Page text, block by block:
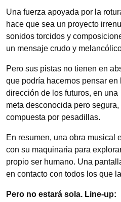
Una fuerza apoyada por la
hace que sea un proyecto
sonidos torcidos y
un mensaje crudo y
Pero sus pistas no tienen en
que podría hacernos pensar
dirección de los futuros, en una
meta desconocida pero
compuesta por pesadillas.
En resumen, una obra musical
con su maquinaria para
propio ser humano. Una
en contacto con todos los que
Pero no estará sola. Line-up: